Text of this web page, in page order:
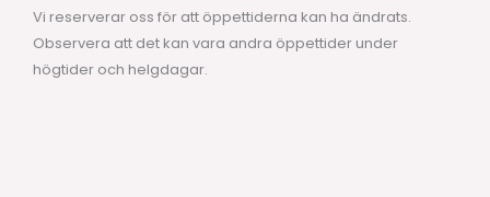
Vi reserverar oss för att öppettiderna kan ha ändrats.
Observera att det kan vara andra öppettider under
högtider och helgdagar.